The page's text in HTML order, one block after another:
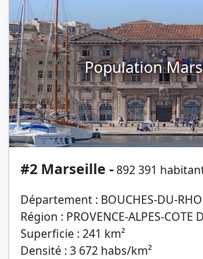
Population
#2 Marseille -892 391
Département : BOUCHES-DU-
Région : PROVENCE-ALPES-COTE
Superficie : 241 km²
Densité : 3 672 habs/km²